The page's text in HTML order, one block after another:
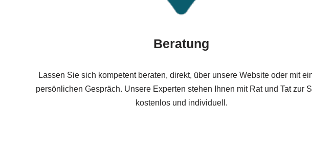
Beratung
Lassen Sie sich kompetent beraten, direkt, über unsere Website oder mit
persönlichen Gespräch. Unsere Experten stehen Ihnen mit Rat und Tat zur
kostenlos und individuell.